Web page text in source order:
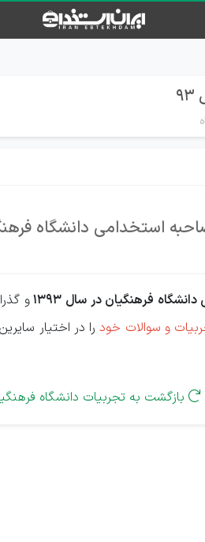
استخدامی دانشگاه
فرهنگیان در سال 1393
و
و سوالات خود را در اختیار
 بازگشت به تجربیات دانشگاه